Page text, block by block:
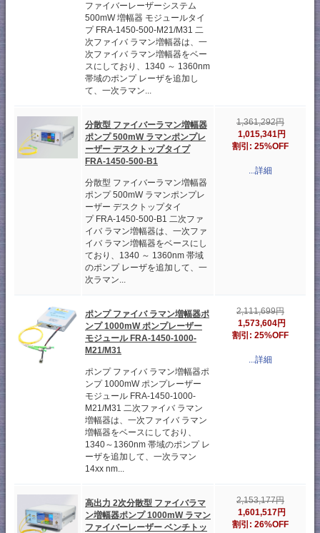
ファイバーレーザーシステム
500mW 増幅器 モジュールタイ
プ FRA-1450-500-M21/M31 二
次ファイバ ラマン増幅器は、一
次ファイバ ラマン増幅器をベー
スにしており、1340 ～ 1360nm
帯域のポンプ レーザを追加し
て、一次ラマン...
分散型 ファイバーラマン増幅器
ポンプ 500mW ラマンポンプレ
ーザー デスクトップタイプ
FRA-1450-500-B1
分散型 ファイバーラマン増幅器
ポンプ 500mW ラマンポンプレ
ーザー デスクトップタイ
プ FRA-1450-500-B1 二次ファ
イバ ラマン増幅器は、一次ファ
イバ ラマン増幅器をベースにし
ており、1340 ～ 1360nm 帯域
のポンプ レーザを追加して、一
次ラマン...
1,361,292円
1,015,341円
割引: 25%OFF
...詳細
ポンプ ファイバ ラマン増幅器ポ
ンプ 1000mW ポンプレーザー
モジュール FRA-1450-1000-
M21/M31
ポンプ ファイバ ラマン増幅器ポ
ンプ 1000mW ポンプレーザー
モジュール FRA-1450-1000-
M21/M31 二次ファイバ ラマン
増幅器は、一次ファイバ ラマン
増幅器をベースにしており、
1340～1360nm 帯域のポンプ レ
ーザを追加して、一次ラマン
14xx nm...
2,111,699円
1,573,604円
割引: 25%OFF
...詳細
高出力 2次分散型 ファイバラマ
ン増幅器ポンプ 1000mW ラマン
ファイバーレーザー ベンチトッ
2,153,177円
1,601,517円
割引: 26%OFF